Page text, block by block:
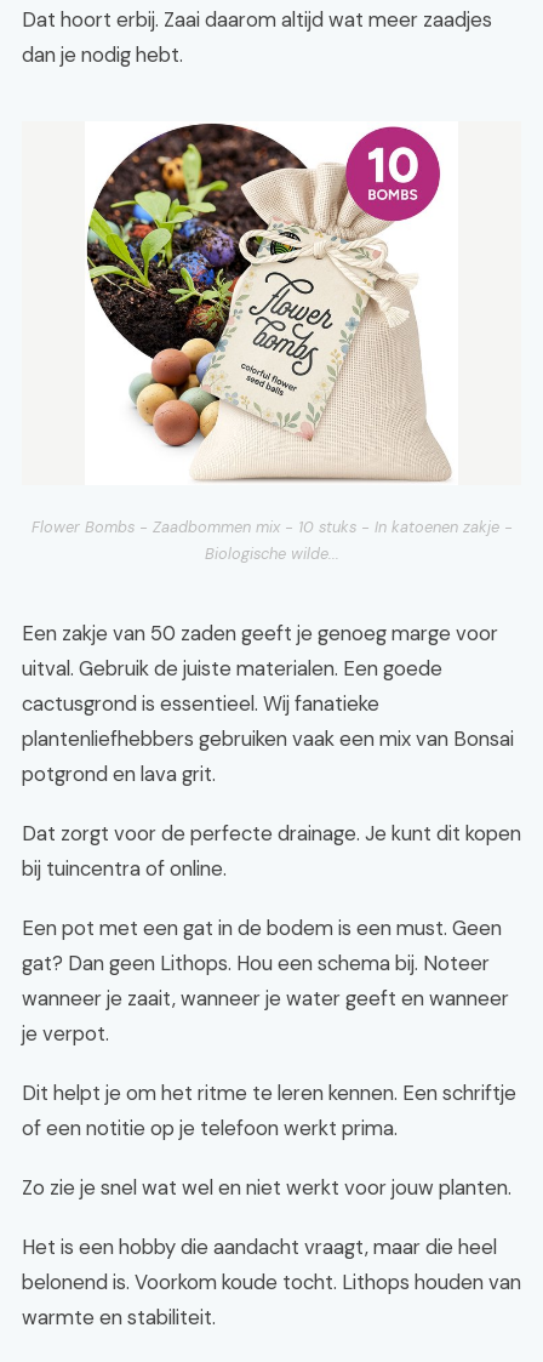
Dat hoort erbij. Zaai daarom altijd wat meer zaadjes
dan je nodig hebt.
Flower Bombs - Zaadbommen mix - 10 stuks - In katoenen zakje -
Biologische wilde...
Een zakje van 50 zaden geeft je genoeg marge voor
uitval. Gebruik de juiste materialen. Een goede
cactusgrond is essentieel. Wij fanatieke
plantenliefhebbers gebruiken vaak een mix van Bonsai
potgrond en lava grit.
Dat zorgt voor de perfecte drainage. Je kunt dit kopen
bij tuincentra of online.
Een pot met een gat in de bodem is een must. Geen
gat? Dan geen Lithops. Hou een schema bij. Noteer
wanneer je zaait, wanneer je water geeft en wanneer
je verpot.
Dit helpt je om het ritme te leren kennen. Een schriftje
of een notitie op je telefoon werkt prima.
Zo zie je snel wat wel en niet werkt voor jouw planten.
Het is een hobby die aandacht vraagt, maar die heel
belonend is. Voorkom koude tocht. Lithops houden van
warmte en stabiliteit.